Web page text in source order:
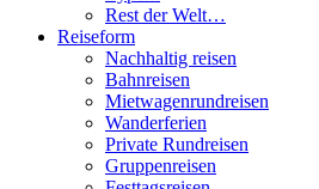
Rest der Welt…
Reiseform
Nachhaltig reisen
Bahnreisen
Mietwagenrundreisen
Wanderferien
Private Rundreisen
Gruppenreisen